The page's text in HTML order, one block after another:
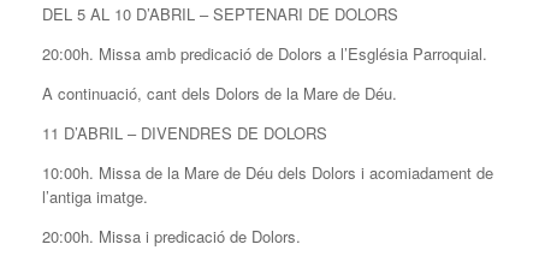
DEL 5 AL 10 D’ABRIL – SEPTENARI DE DOLORS
20:00h. Missa amb predicació de Dolors a l’Església Parroquial.
A continuació, cant dels Dolors de la Mare de Déu.
11 D’ABRIL – DIVENDRES DE DOLORS
10:00h. Missa de la Mare de Déu dels Dolors i acomiadament de
l’antiga imatge.
20:00h. Missa i predicació de Dolors.